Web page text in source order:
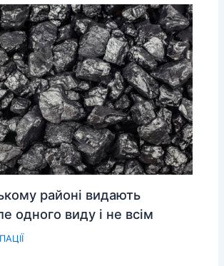
районі видають
одного виду і не всім